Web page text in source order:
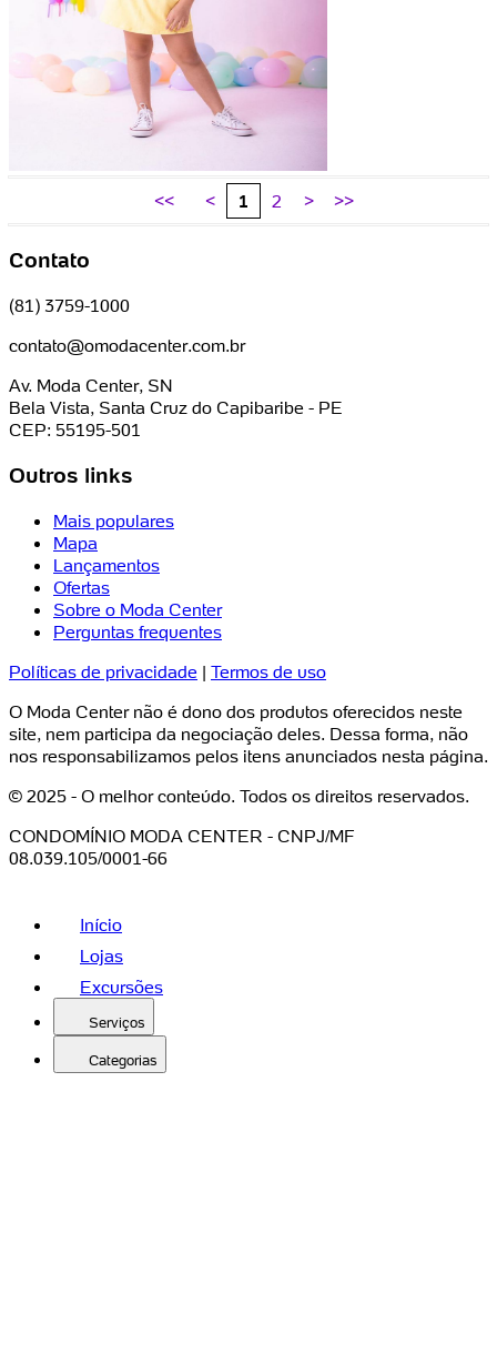
<< < 1 2 > >>
Contato
(81) 3759-1000
contato@omodacenter.com.br
Av. Moda Center, SN
Bela Vista, Santa Cruz do Capibaribe - PE
CEP: 55195-501
Outros links
Mais populares
Mapa
Lançamentos
Ofertas
Sobre o Moda Center
Perguntas frequentes
Políticas de privacidade | Termos de uso
O Moda Center não é dono dos produtos oferecidos neste
site, nem participa da negociação deles. Dessa forma, não
nos responsabilizamos pelos itens anunciados nesta página.
© 2025 - O melhor conteúdo. Todos os direitos reservados.
CONDOMÍNIO MODA CENTER - CNPJ/MF
08.039.105/0001-66
Início
Lojas
Excursões
Serviços
Categorias